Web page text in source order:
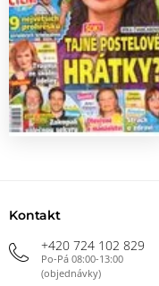
Kontakt
+420 724 102 829
Po-Pá 08:00-13:00
(objednávky)